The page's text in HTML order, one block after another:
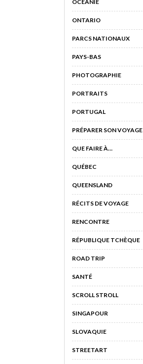
OCÉANIE
ONTARIO
PARCS NATIONAUX
PAYS-BAS
PHOTOGRAPHIE
PORTRAITS
PORTUGAL
PRÉPARER SON VOYAGE
QUE FAIRE À…
QUÉBEC
QUEENSLAND
RÉCITS DE VOYAGE
RENCONTRE
RÉPUBLIQUE TCHÈQUE
ROAD TRIP
SANTÉ
SCROLL STROLL
SINGAPOUR
SLOVAQUIE
STREETART